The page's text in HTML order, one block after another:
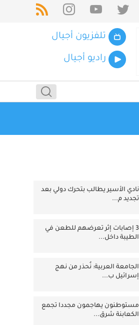
تلفزيون أجيال
راديو أجيال
نادي الأسير يطالب بتحرك دولي بعد
تجديد م...
3 إصابات إثر تعرضهم للطعن في
الطيبة داخل...
الجامعة العربية: نُحذر من نهج
إسرائيل ب...
مستوطنون يهاجمون مجددا تجمع
الكعابنة شرق...